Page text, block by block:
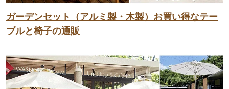
ガーデンセット（アルミ製・木製）お買い得なテー
ブルと椅子の通販